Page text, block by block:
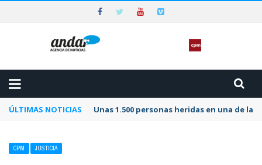
ÚLTIMAS NOTICIAS Unas 1.500 personas heridas en una de
CPM JUSTICIA